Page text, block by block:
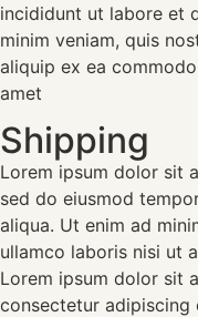
incididunt ut labore et
minim veniam, quis
aliquip ex ea
amet
Shipping
Lorem ipsum dolor sit
sed do eiusmod
aliqua. Ut enim ad
ullamco laboris nisi ut
Lorem ipsum dolor sit
consectetur